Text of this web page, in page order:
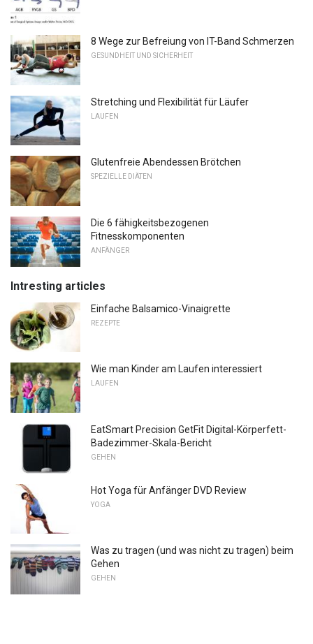
8 Wege zur Befreiung von IT-Band Schmerzen
GESUNDHEIT UND SICHERHEIT
Stretching und Flexibilität für Läufer
LAUFEN
Glutenfreie Abendessen Brötchen
SPEZIELLE DIÄTEN
Die 6 fähigkeitsbezogenen
Fitnesskomponenten
ANFÄNGER
Intresting articles
Einfache Balsamico-Vinaigrette
REZEPTE
Wie man Kinder am Laufen interessiert
LAUFEN
EatSmart Precision GetFit Digital-Körperfett-
Badezimmer-Skala-Bericht
GEHEN
Hot Yoga für Anfänger DVD Review
YOGA
Was zu tragen (und was nicht zu tragen) beim
Gehen
GEHEN